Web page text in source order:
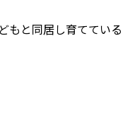
もと同居し育てている